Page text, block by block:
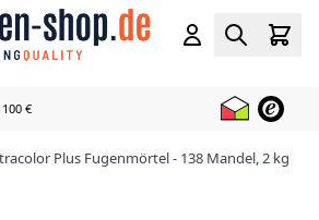
Cart
€
Plus Fugenmörtel - 138 Mandel, 2 kg